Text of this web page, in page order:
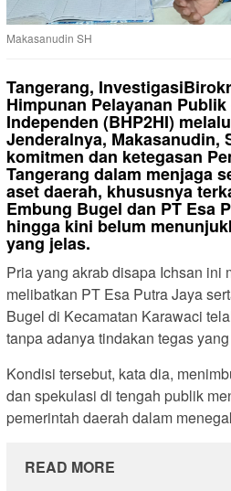
Makasanudin SH
Tangerang,
Himpunan Pelayanan
Independen (BHP2HI)
Jenderalnya, Makasanudin,
komitmen dan ketegasan
Tangerang dalam menjaga
aset daerah, khususnya
Embung Bugel dan PT Esa
hingga kini belum
yang jelas.
Pria yang akrab disapa Ichsan ini
melibatkan PT Esa Putra Jaya
Bugel di Kecamatan Karawaci
tanpa adanya tindakan tegas
Kondisi tersebut, kata dia,
dan spekulasi di tengah publik
pemerintah daerah dalam
READ MORE